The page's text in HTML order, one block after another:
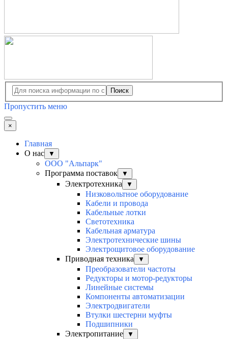
Поиск
Пропустить меню
×
Главная
О нас
▼
ООО "Альпарк"
Программа поставок
▼
Электротехника ▼
Низковольтное оборудование
Кабели и провода
Кабельные лотки
Светотехника
Кабельная арматура
Электротехнические шины
Электрощитовое оборудование
Приводная техника
▼
Преобразователи частоты
Редукторы и мотор-редукторы
Линейные системы
Компоненты автоматизации
Электродвигатели
Втулки шестерни муфты
Подшипники
Электропитание
▼